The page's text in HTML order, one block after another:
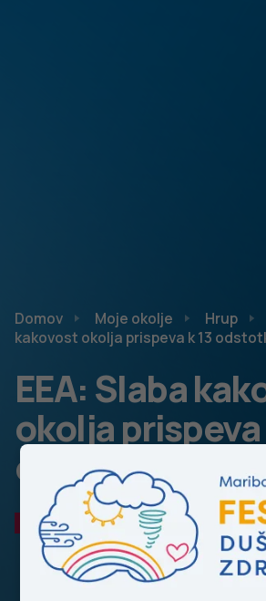
Domov Moje okolje Hrup
kakovost okolja prispeva k 13
EEA: Slaba
okolja prispeva
odstotkom
HRUP